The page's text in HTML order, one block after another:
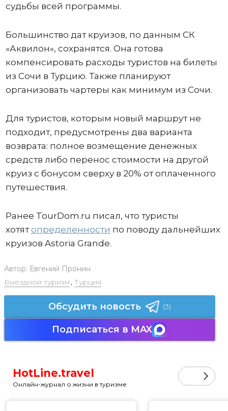
судьбы всей программы.
Большинство дат круизов, по данным СК
«Аквилон», сохранятся. Она готова
компенсировать расходы туристов на билеты
из Сочи в Турцию. Также планируют
организовать чартеры как минимум из Сочи.
Для туристов, которым новый маршрут не
подходит, предусмотрены два варианта
возврата: полное возмещение денежных
средств либо перенос стоимости на другой
круиз с бонусом сверху в 20% от оплаченного
путешествия.
Ранее TourDom.ru писал, что туристы
хотятопределенности по поводу дальнейших
круизов Astoria Grande.
Автор: Евгений Пронин
Выездной туризм , Турция
Обсудить новость (3)
Подписаться в MAX
HotLine.travel
Онлайн-журнал о жизни в туризме